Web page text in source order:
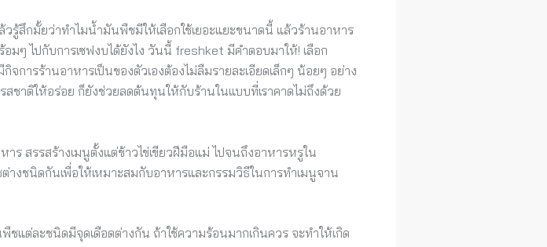
วรู้สึกมั้ยว่าทำไมน้ำมันพืชมีให้เลือกใช้เยอะแยะขนาดนี้ แล้วร้านอาหาร
มๆ ไปกับการเซฟงบได้ยังไง วันนี้ freshket มีคำตอบมาให้! เลือก
ารร้านอาหารเป็นของตัวเองต้องไม่ลืมรายละเอียดเล็กๆ น้อยๆ อย่าง
ชาติให้อร่อย ก็ยังช่วยลดต้นทุนให้กับร้านในแบบที่เราคาดไม่ถึงด้วย
สรรสร้างเมนูตั้งแต่ข้าวไข่เขียวฝีมือแม่ ไปจนถึงอาหารหรูใน
งชนิดกันเพื่อให้เหมาะสมกับอาหารและกรรมวิธีในการทำเมนูจาน
แต่ละชนิดมีจุดเดือดต่างกัน ถ้าใช้ความร้อนมากเกินควร จะทำให้เกิด